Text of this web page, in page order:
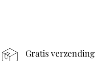
Gratis verzending